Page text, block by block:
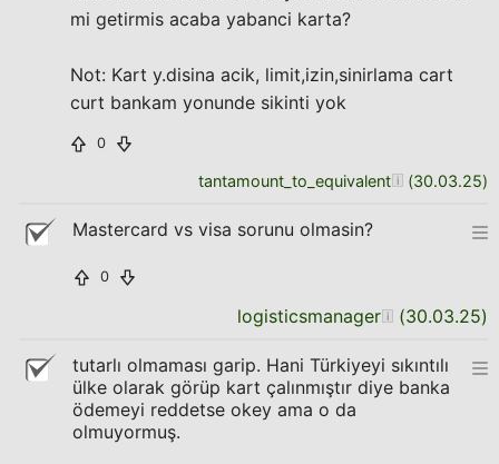
mi getirmis acaba yabanci karta?
Not: Kart y.disina acik, limit,izin,sinirlama cart
curt bankam yonunde sikinti yok
0
tantamount_to_equivalent (30.03.25)
Mastercard vs visa sorunu olmasin?
0
logisticsmanager (30.03.25)
tutarlı olmaması garip. Hani Türkiyeyi sıkıntılı
ülke olarak görüp kart çalınmıştır diye banka
ödemeyi reddetse okey ama o da
olmuyormuş.